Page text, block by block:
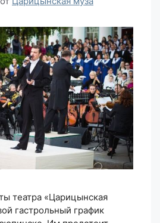
театра «Царицынская
гастрольный график